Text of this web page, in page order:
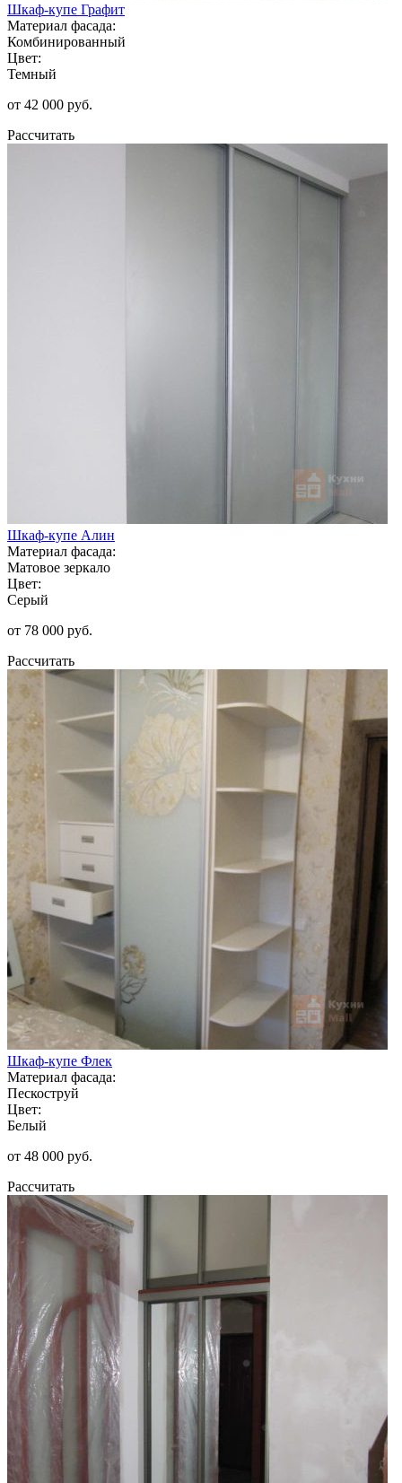
Шкаф-купе Графит
Материал фасада:
Комбинированный
Цвет:
Темный
от 42 000 руб.
Рассчитать
Шкаф-купе Алин
Материал фасада:
Матовое зеркало
Цвет:
Серый
от 78 000 руб.
Рассчитать
Шкаф-купе Флек
Материал фасада:
Пескоструй
Цвет:
Белый
от 48 000 руб.
Рассчитать